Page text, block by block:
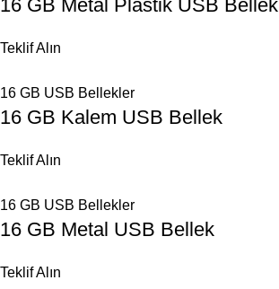
16 GB Metal Plastik USB Bellek
Teklif Alın
16 GB USB Bellekler
16 GB Kalem USB Bellek
Teklif Alın
16 GB USB Bellekler
16 GB Metal USB Bellek
Teklif Alın